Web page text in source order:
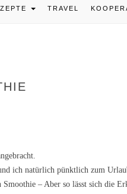
TRAVEL
ich natürlich pünktlich zum
– Aber so lässt sich die